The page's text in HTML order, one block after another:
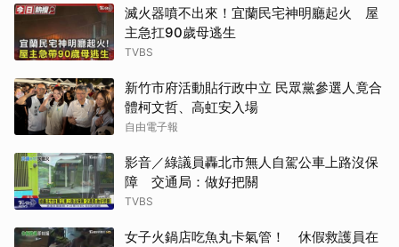
滅火器噴不出來！宜蘭民宅神明廳起火 屋
主急扛90歲母逃生
TVBS
新竹市府活動貼行政中立 民眾黨參選人竟合
體柯文哲、高虹安入場
自由電子報
影音／綠議員轟北市無人自駕公車上路沒保
障 交通局：做好把關
TVBS
女子火鍋店吃魚丸卡氣管！ 休假救護員在